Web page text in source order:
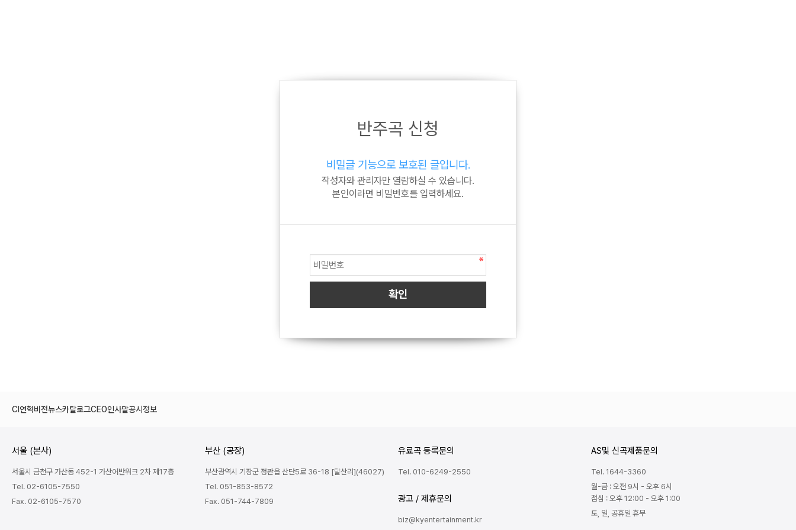
반주곡 신청
비밀글 기능으로 보호된 글입니다.
작성자와 관리자만 열람하실 수 있습니다.
본인이라면 비밀번호를 입력하세요.
CI연혁비전뉴스카탈로그CEO인사말공시정보
서울 (본사)
서울시 금천구 가산동 452-1 가산어반워크 2차 제17층
Tel. 02-6105-7550
Fax. 02-6105-7570
부산 (공장)
부산광역시 기장군 정관읍 산단5로 36-18 [달산리](46027)
Tel. 051-853-8572
Fax. 051-744-7809
유료곡 등록문의
Tel. 010-6249-2550
광고 / 제휴문의
biz@kyentertainment.kr
AS및 신곡제품문의
Tel. 1644-3360
월-금 : 오전 9시 - 오후 6시
점심 : 오후 12:00 - 오후 1:00
토, 일, 공휴일 휴무